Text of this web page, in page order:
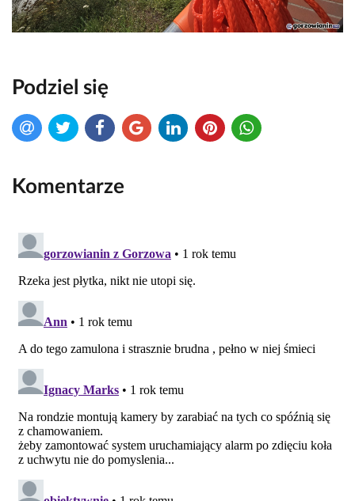
Podziel się
Komentarze